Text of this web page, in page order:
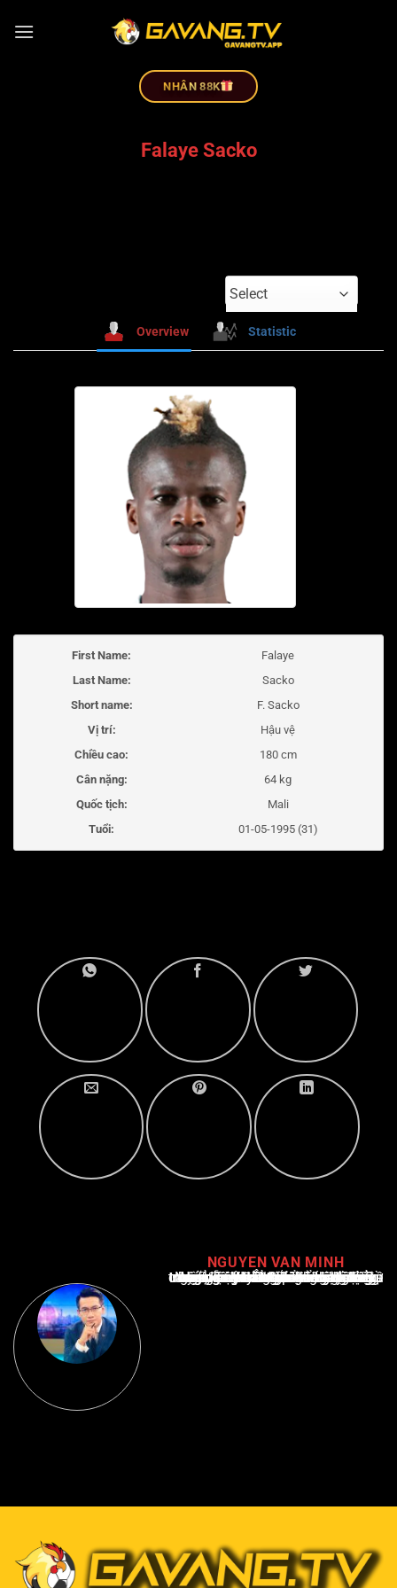
NHÂN 88K
Falaye Sacko
Select
Overview Statistic
First Name:
Falaye
Last Name:
Sacko
Short name:
F. Sacko
Vị trí:
Hậu vệ
Chiều cao:
180 cm
Cân nặng:
64 kg
Quốc tịch:
Mali
Tuổi:
01-05-1995 (31)
NGUYEN VAN MINH
Nguyễn Văn Minh là một trong những chuyên gia hàng đầu về báo cáo tin tức thể thao tại Việt Nam, với hơn 10 năm hoạt động trong ngành. Ông có kiến thức sâu rộng và kinh nghiệm đáng kể trong việc phân tích và báo cáo về các sự kiện thể thao hàng đầu. Sự hiểu biết sâu sắc của ông về ngành này đã giúp ông xây dựng uy tín và danh tiếng trong cộng đồng báo chí thể thao.